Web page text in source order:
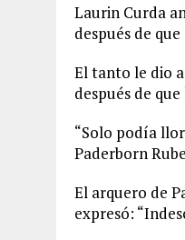
Laurin Curda
después de
El tanto le dio
después de
“Solo podía
Paderborn
El arquero de
expresó: